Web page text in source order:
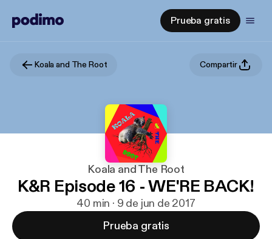
Prueba gratis
Koala and The Root Compartir
Koala and The Root
K&R Episode 16 - WE'RE BACK!
40 min · 9 de jun de 2017
Prueba gratis